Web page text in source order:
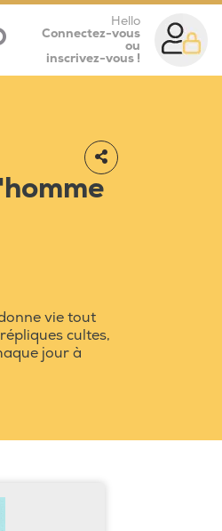
Hello
Connectez-vous
ou
inscrivez-vous !
vie tout
cultes,
jour à